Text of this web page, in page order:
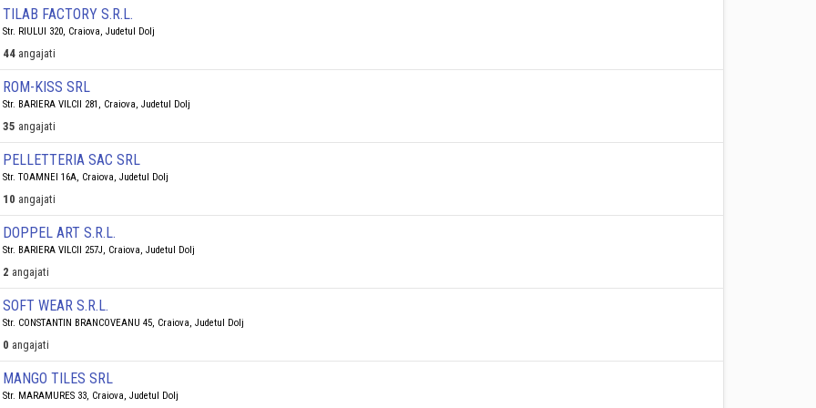
TILAB FACTORY S.R.L.
Str. RIULUI 320, Craiova, Judetul Dolj
44 angajati
ROM-KISS SRL
Str. BARIERA VILCII 281, Craiova, Judetul Dolj
35 angajati
PELLETTERIA SAC SRL
Str. TOAMNEI 16A, Craiova, Judetul Dolj
10 angajati
DOPPEL ART S.R.L.
Str. BARIERA VILCII 257J, Craiova, Judetul Dolj
2 angajati
SOFT WEAR S.R.L.
Str. CONSTANTIN BRANCOVEANU 45, Craiova, Judetul Dolj
0 angajati
MANGO TILES SRL
Str. MARAMURES 33, Craiova, Judetul Dolj